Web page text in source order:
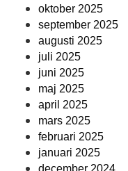
oktober 2025
september 2025
augusti 2025
juli 2025
juni 2025
maj 2025
april 2025
mars 2025
februari 2025
januari 2025